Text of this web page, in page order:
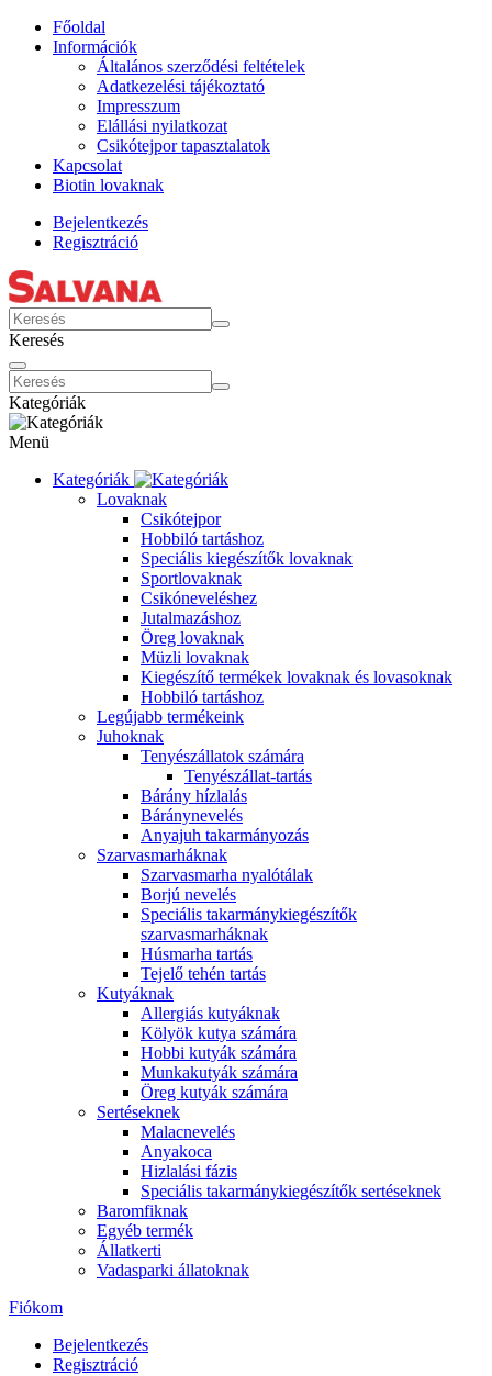
Főoldal
Információk
Általános szerződési feltételek
Adatkezelési tájékoztató
Impresszum
Elállási nyilatkozat
Csikótejpor tapasztalatok
Kapcsolat
Biotin lovaknak
Bejelentkezés
Regisztráció
Keresés
Kategóriák
Menü
Kategóriák
Lovaknak
Csikótejpor
Hobbiló tartáshoz
Speciális kiegészítők lovaknak
Sportlovaknak
Csikóneveléshez
Jutalmazáshoz
Öreg lovaknak
Müzli lovaknak
Kiegészítő termékek lovaknak és lovasoknak
Hobbiló tartáshoz
Legújabb termékeink
Juhoknak
Tenyészállatok számára
Tenyészállat-tartás
Bárány hízlalás
Báránynevelés
Anyajuh takarmányozás
Szarvasmarháknak
Szarvasmarha nyalótálak
Borjú nevelés
Speciális takarmánykiegészítők
szarvasmarháknak
Húsmarha tartás
Tejelő tehén tartás
Kutyáknak
Allergiás kutyáknak
Kölyök kutya számára
Hobbi kutyák számára
Munkakutyák számára
Öreg kutyák számára
Sertéseknek
Malacnevelés
Anyakoca
Hizlalási fázis
Speciális takarmánykiegészítők sertéseknek
Baromfiknak
Egyéb termék
Állatkerti
Vadasparki állatoknak
Fiókom
Bejelentkezés
Regisztráció